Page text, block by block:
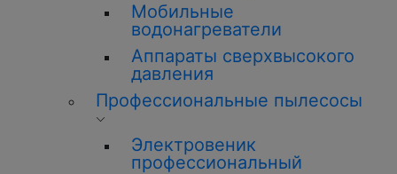
Мобильные
водонагреватели
Аппараты сверхвысокого
давления
Профессиональные пылесосы
Электровеник
профессиональный